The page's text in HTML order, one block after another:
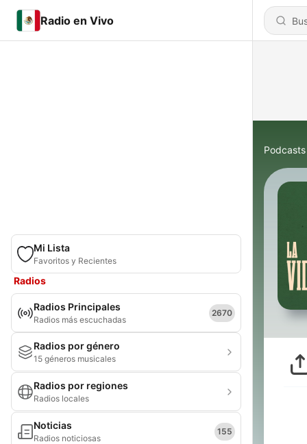
Radio en Vivo
Mi Lista
Favoritos y Recientes
Radios
Radios Principales
Radios más escuchadas
2670
Radios por género
15 géneros musicales
Radios por regiones
Radios locales
Noticias
Radios noticiosas
155
Podcasts